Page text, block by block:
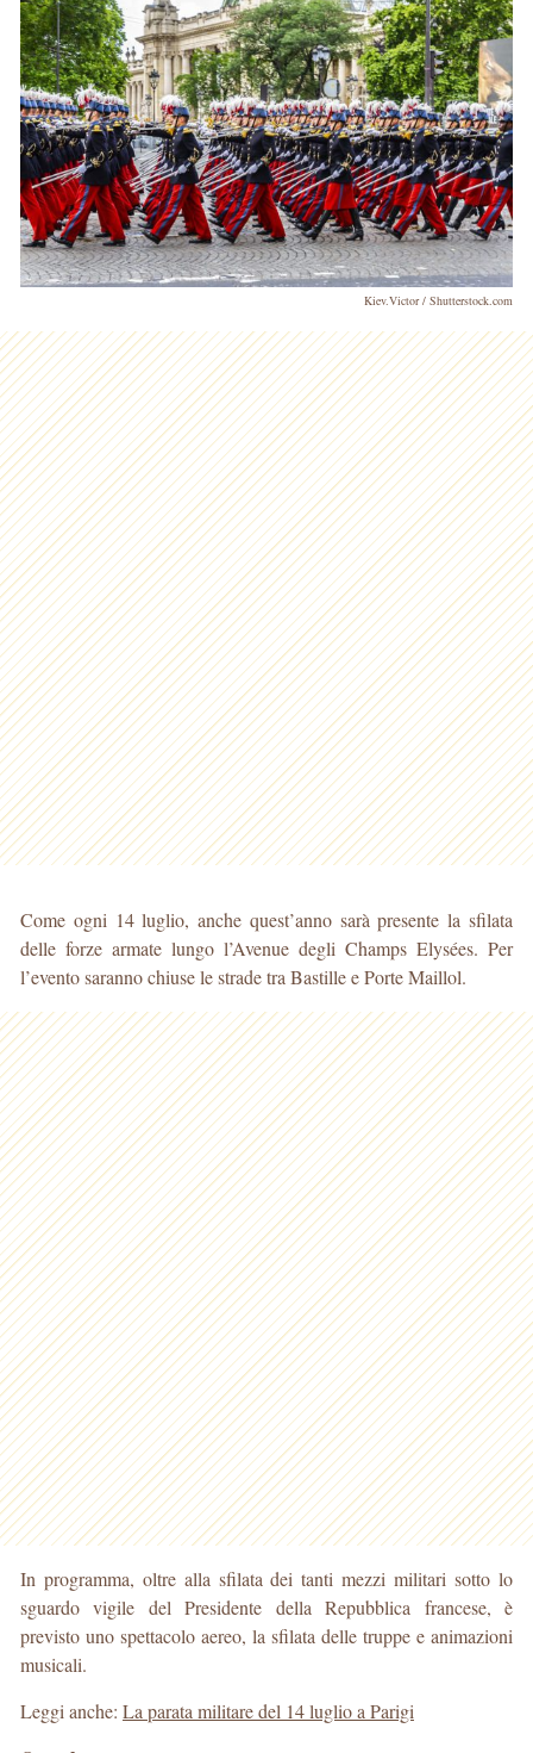
Kiev.Victor / Shutterstock.com
Come ogni 14 luglio, anche quest’anno sarà presente la sfilata
delle forze armate lungo l’Avenue degli Champs Elysées. Per
l’evento saranno chiuse le strade tra Bastille e Porte Maillol.
In programma, oltre alla sfilata dei tanti mezzi militari sotto lo
sguardo vigile del Presidente della Repubblica francese, è
previsto uno spettacolo aereo, la sfilata delle truppe e animazioni
musicali.
Leggi anche: La parata militare del 14 luglio a Parigi